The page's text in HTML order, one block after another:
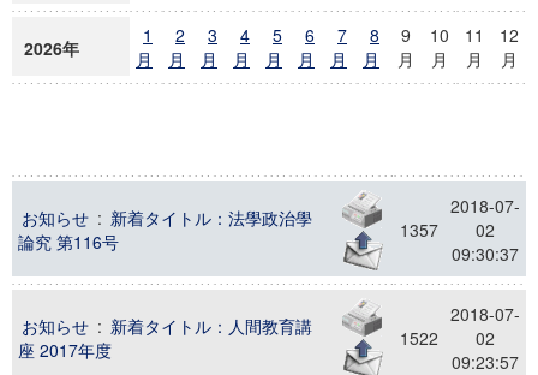
2026年
1
月
2
月
3
月
4
月
5
月
6
月
7
月
8
月
9
月
10
月
11
月
12
月
お知らせ : 新着タイトル：法學政治學
論究 第116号
1357
2018-07-
02
09:30:37
お知らせ : 新着タイトル：人間教育講
座 2017年度
1522
2018-07-
02
09:23:57